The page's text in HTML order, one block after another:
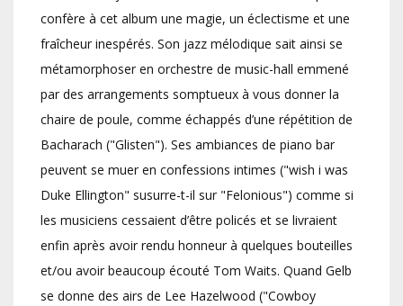
confère à cet album une magie, un éclectisme et une
fraîcheur inespérés. Son jazz mélodique sait ainsi se
métamorphoser en orchestre de music-hall emmené
par des arrangements somptueux à vous donner la
chaire de poule, comme échappés d’une répétition de
Bacharach ("Glisten"). Ses ambiances de piano bar
peuvent se muer en confessions intimes ("wish i was
Duke Ellington" susurre-t-il sur "Felonious") comme si
les musiciens cessaient d’être policés et se livraient
enfin après avoir rendu honneur à quelques bouteilles
et/ou avoir beaucoup écouté Tom Waits. Quand Gelb
se donne des airs de Lee Hazelwood ("Cowboy